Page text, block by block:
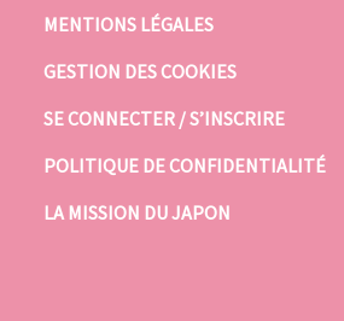
MENTIONS LÉGALES
GESTION DES COOKIES
SE CONNECTER / S’INSCRIRE
POLITIQUE DE CONFIDENTIALITÉ
LA MISSION DU JAPON